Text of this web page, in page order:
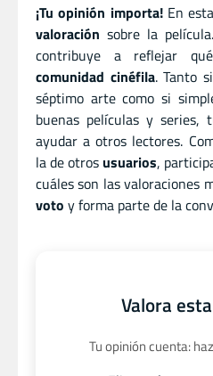
¡Tu opinión importa!En
valoración sobre la
contribuye a reflejar
comunidad cinéfila. Tanto
séptimo arte como si
buenas películas y
ayudar a otros lectores.
la de otros usuarios,
cuáles son las valoraciones
voto y forma parte de la
Valora
Tu opinión cuenta: